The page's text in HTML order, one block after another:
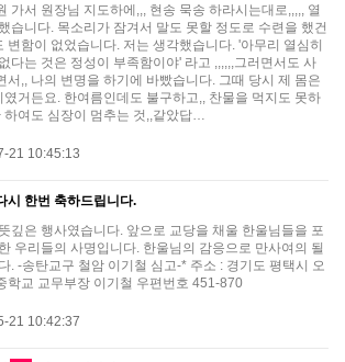
가서 원장님 지도하에,,, 현송 묵송 하라시는대로,,,,, 열
습니다. 목소리가 잠겨서 말도 못할 정도로 수련을 했건
변함이 없었습니다. 저는 생각했습니다. '아무리 열심히
다는 것은 정성이 부족함이야' 라고 ,,,,,,그러면서도 사
서,, 나의 변명을 하기에 바빴습니다. 그때 당시 제 몸은
거든요. 한여름인데도 불구하고,, 찬물을 먹지도 못하
하여도 심장이 멈추는 것,,같았답…
21 10:45:13
시 한번 축하드립니다.
깊은 행사였습니다. 앞으로 교당을 채울 한울님들을 포
우리들의 사명입니다. 한울님의 감응으로 만사여의 될
. -송탄교구 철암 이기철 심고-* 주소 : 경기도 평택시 오
학교 교무부장 이기철 우편번호 451-870
21 10:42:37